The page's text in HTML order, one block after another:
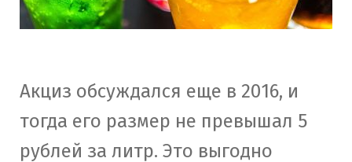
Акциз обсуждался еще в 2016, и
тогда его размер не превышал 5
рублей за литр. Это выгодно